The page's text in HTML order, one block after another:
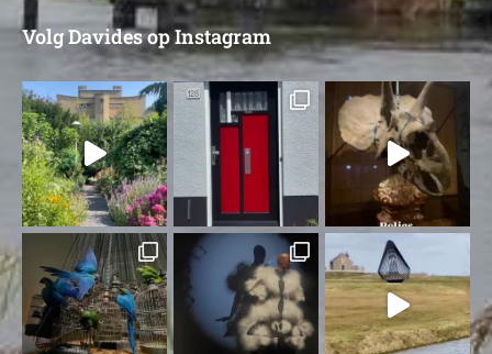
Volg Davides op Instagram